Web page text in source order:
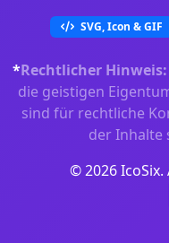
SVG, Icon & GIF
*Rechtlicher Hinweis:
die geistigen
sind für rechtliche
der Inhalte
© 2026